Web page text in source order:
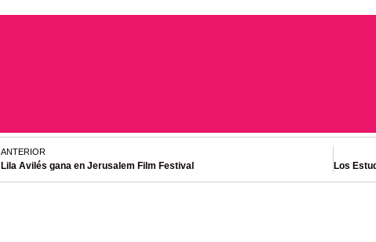
ANTERIOR
Lila Avilés gana en Jerusalem Film Festival